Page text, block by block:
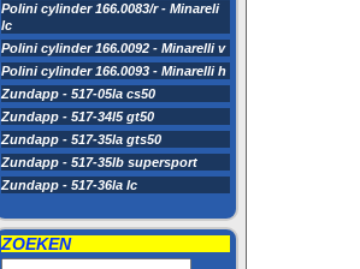
Polini cylinder 166.0083/r - Minareli
lc
Polini cylinder 166.0092 - Minarelli v
Polini cylinder 166.0093 - Minarelli h
Zundapp - 517-05la cs50
Zundapp - 517-34l5 gt50
Zundapp - 517-35la gts50
Zundapp - 517-35lb supersport
Zundapp - 517-36la lc
ZOEKEN